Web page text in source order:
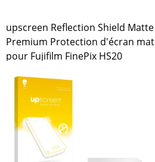
upscreen Reflection Shield Matte
Premium Protection d'écran mat
pour Fujifilm FinePix HS20